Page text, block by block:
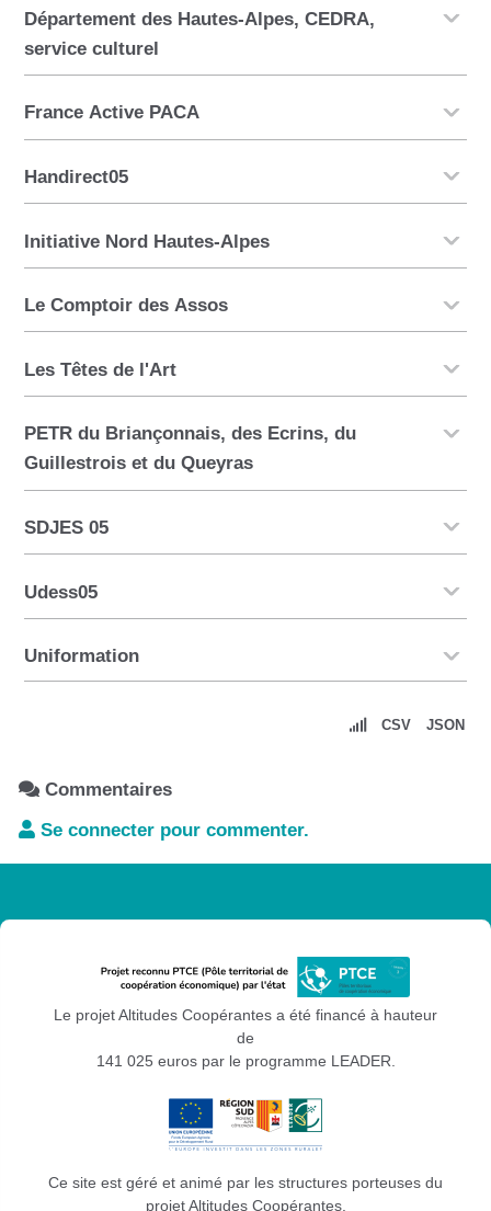
Département des Hautes-Alpes, CEDRA,
service culturel
France Active PACA
Handirect05
Initiative Nord Hautes-Alpes
Le Comptoir des Assos
Les Têtes de l'Art
PETR du Briançonnais, des Ecrins, du
Guillestrois et du Queyras
SDJES 05
Udess05
Uniformation
CSV JSON
Commentaires
Se connecter pour commenter.
Le projet Altitudes Coopérantes a été financé à hauteur
de
141 025 euros par le programme LEADER.
Ce site est géré et animé par les structures porteuses du
projet Altitudes Coopérantes.